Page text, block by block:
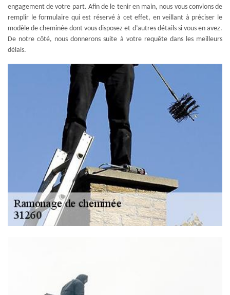
engagement de votre part. Afin de le tenir en main, nous vous convions de
remplir le formulaire qui est réservé à cet effet, en veillant à préciser le
modèle de cheminée dont vous disposez et d’autres détails si vous en avez.
De notre côté, nous donnerons suite à votre requête dans les meilleurs
délais.